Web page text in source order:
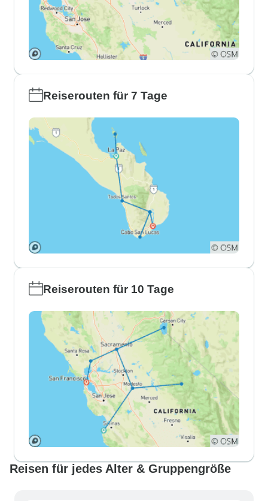
Reiserouten für 7 Tage
Reiserouten für 10 Tage
Reisen für jedes Alter & Gruppengröße